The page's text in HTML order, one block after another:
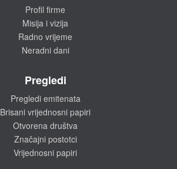
Profil firme
Misija i vizija
Radno vrijeme
Neradni dani
Pregledi
Pregledi emitenata
Brisani vrijednosni papiri
Otvorena društva
Značajni postotci
Vrijednosni papiri